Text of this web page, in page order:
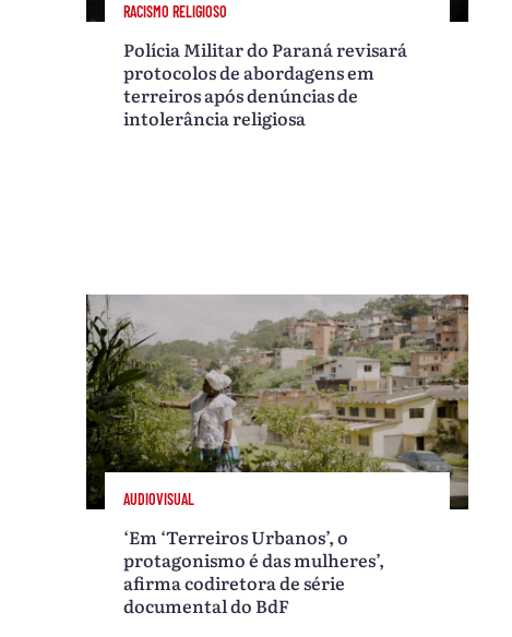
RACISMO RELIGIOSO
Polícia Militar do Paraná revisará
protocolos de abordagens em
terreiros após denúncias de
intolerância religiosa
AUDIOVISUAL
‘Em ‘Terreiros Urbanos’, o
protagonismo é das mulheres’,
afirma codiretora de série
documental do BdF